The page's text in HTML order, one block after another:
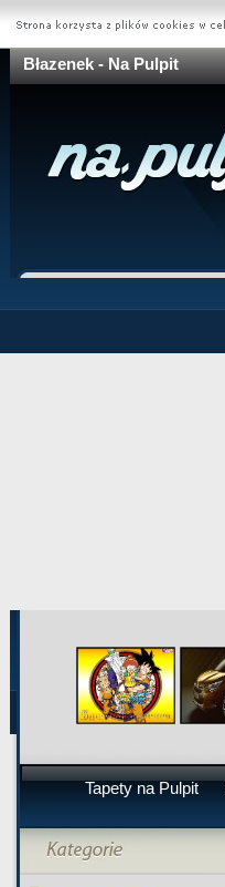
Błazenek - Na Pulpit
Tapety na Pulpit